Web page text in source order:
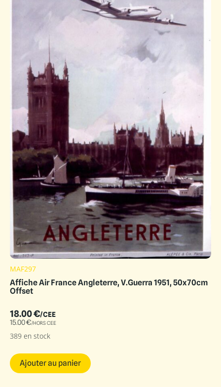
MAF297
Affiche Air France Angleterre, V.Guerra 1951, 50x70cm
Offset
18.00€/CEE
15.00€/HORS CEE
389 en stock
Ajouter au panier